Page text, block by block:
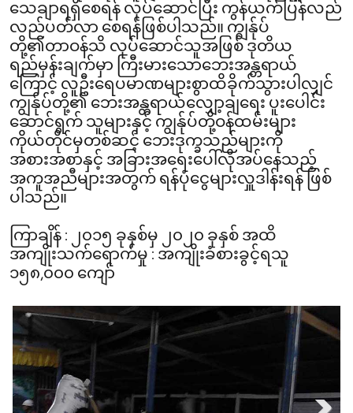
သေချာရရှိစေရန် လုပ်ဆောင်ပြီး ကွန်ယက်ပြန်လည်
လည်ပတ်လာ စေရန်ဖြစ်ပါသည်။ ကျွန်ုပ်
တို့၏တာဝန်သိ လုပ်ဆောင်သူအဖြစ် ဒုတိယ
ရည်မှန်းချက်မှာ ကြီးမားသောဘေးအန္တရာယ်
ကြောင့် လူဦးရေပမာဏများစွာထိခိုက်သွားပါလျှင်
ကျွန်ုပ်တို့၏ ဘေးအန္တရာယ်လျှော့ချရေး ပူးပေါင်း
ဆောင်ရွက် သူများနှင့် ကျွန်ုပ်တို့ဝန်ထမ်းများ
ကိုယ်တိုင်မှတစ်ဆင့် ဘေးဒုက္ခသည်များကို
အစားအစာနှင့် အခြားအရေးပေါ်လိုအပ်နေသည့်
အကူအညီများအတွက် ရန်ပုံငွေများလှူဒါန်းရန် ဖြစ်
ပါသည်။
ကြာချိန် : ၂၀၁၅ ခုနှစ်မှ ၂၀၂၀ ခုနှစ် အထိ
အကျိုးသက်ရောက်မှု : အကျိုးခံစားခွင့်ရသူ
၁၅၈,၀၀၀ ကျော်